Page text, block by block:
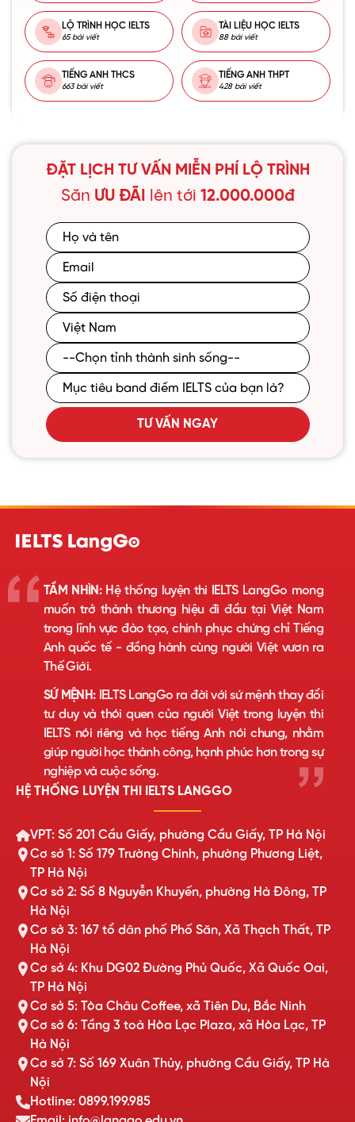
LỘ TRÌNH HỌC IELTS
65 bài viết
TÀI LIỆU HỌC IELTS
88 bài viết
TIẾNG ANH THCS
663 bài viết
TIẾNG ANH THPT
428 bài viết
ĐẶT LỊCH TƯ VẤN MIỄN PHÍ LỘ TRÌNH
Săn ƯU ĐÃI lên tới 12.000.000đ
TƯ VẤN NGAY
TẦM NHÌN:Hệ thống luyện thi IELTS LangGo mong
muốn trở thành thương hiệu đi đầu tại Việt Nam
trong lĩnh vực đào tạo, chinh phục chứng chỉ Tiếng
Anh quốc tế - đồng hành cùng người Việt vươn ra
Thế Giới.
SỨ MỆNH:IELTS LangGo ra đời với sứ mệnh thay đổi
tư duy và thói quen của người Việt trong luyện thi
IELTS nói riêng và học tiếng Anh nói chung, nhằm
giúp người học thành công, hạnh phúc hơn trong sự
nghiệp và cuộc sống.
HỆ THỐNG LUYỆN THI IELTS LANGGO
VPT: Số 201 Cầu Giấy, phường Cầu Giấy, TP Hà Nội
Cơ sở 1: Số 179 Trường Chinh, phường Phương Liệt,
TP Hà Nội
Cơ sở 2: Số 8 Nguyễn Khuyến, phường Hà Đông, TP
Hà Nội
Cơ sở 3: 167 tổ dân phố Phố Săn, Xã Thạch Thất, TP
Hà Nội
Cơ sở 4: Khu DG02 Đường Phủ Quốc, Xã Quốc Oai,
TP Hà Nội
Cơ sở 5: Tòa Châu Coffee, xã Tiên Du, Bắc Ninh
Cơ sở 6: Tầng 3 toà Hòa Lạc Plaza, xã Hòa Lạc, TP
Hà Nội
Cơ sở 7: Số 169 Xuân Thủy, phường Cầu Giấy, TP Hà
Nội
Hotline: 0899.199.985